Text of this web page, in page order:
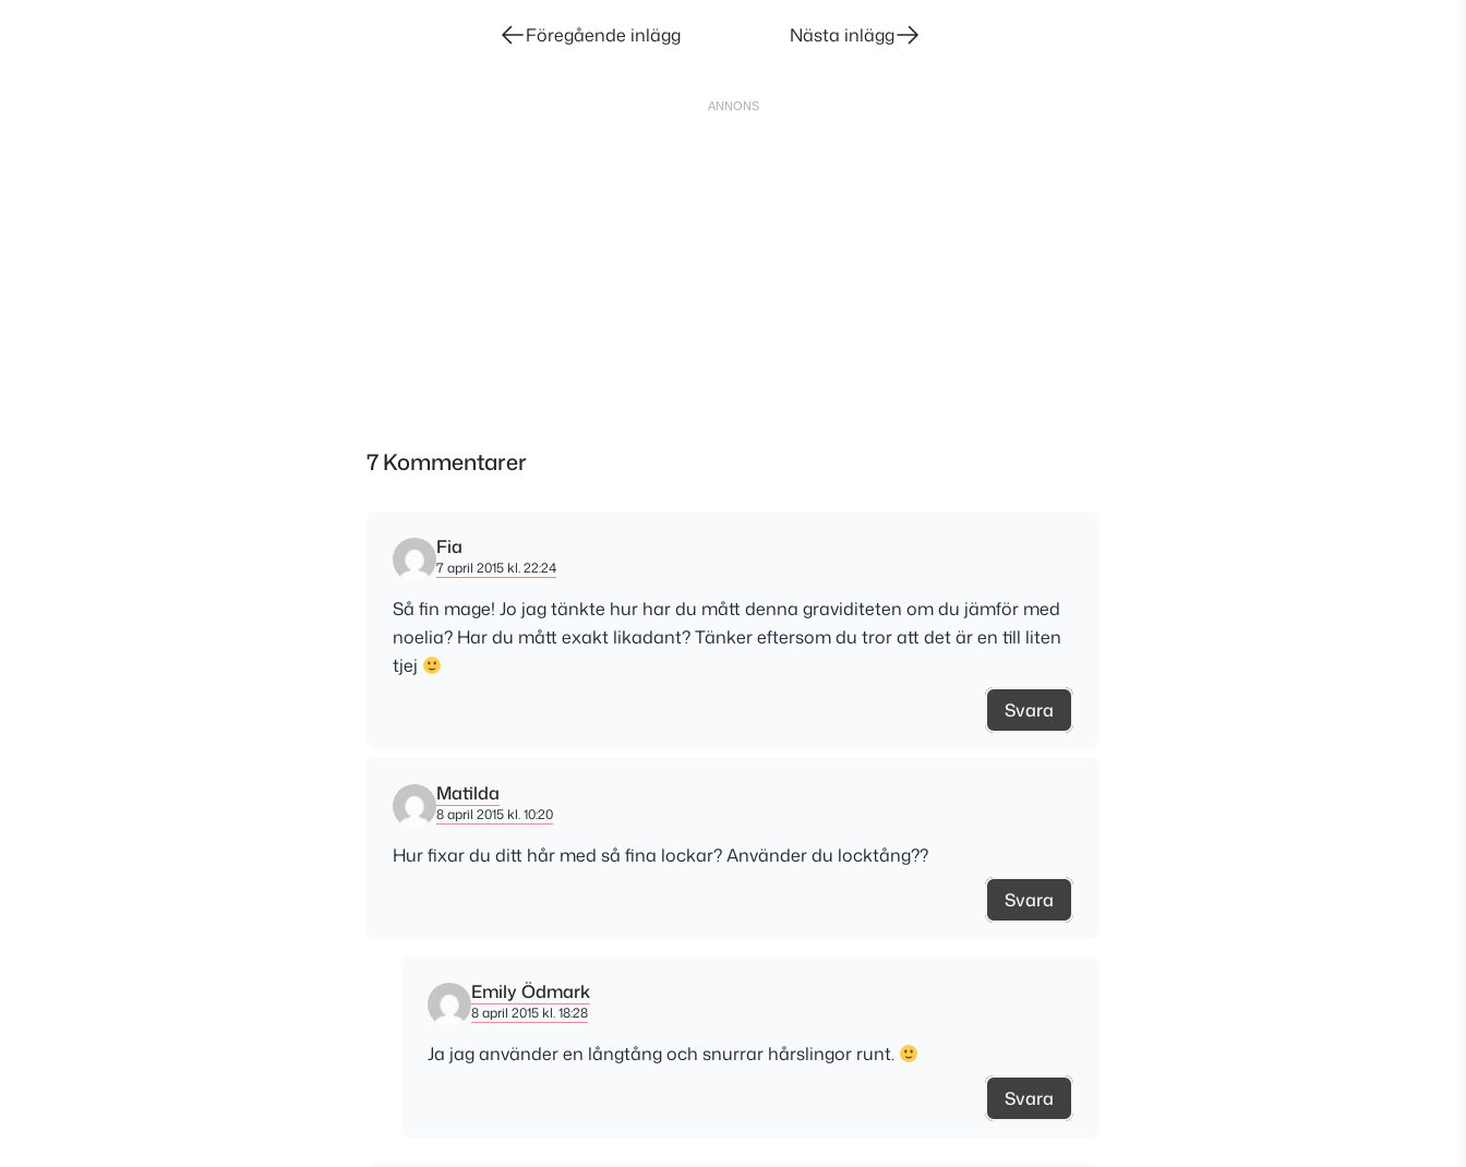
Föregående inlägg Nästa inlägg
7 Kommentarer
Fia
7 april 2015 kl. 22:24
Så fin mage! Jo jag tänkte hur har du mått denna graviditeten om du jämför med
noelia? Har du mått exakt likadant? Tänker eftersom du tror att det är en till liten
tjej
Svara
Matilda
8 april 2015 kl. 10:20
Hur fixar du ditt hår med så fina lockar? Använder du locktång??
Svara
Emily Ödmark
8 april 2015 kl. 18:28
Ja jag använder en långtång och snurrar hårslingor runt.
Svara